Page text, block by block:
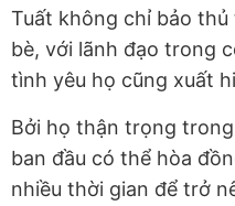
Tuất không chỉ bảo
bè, với lãnh đạo trong
tình yêu họ cũng xuất
Bởi họ thận trọng
ban đầu có thể hòa
nhiều thời gian để trở